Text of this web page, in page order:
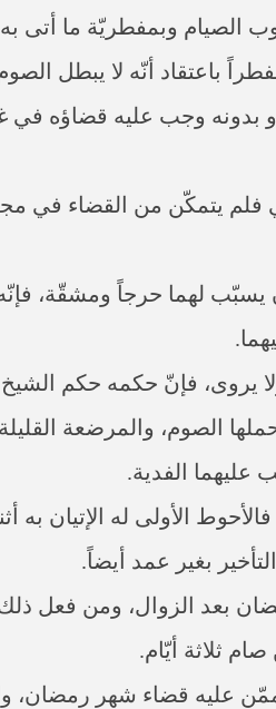
بوجوب الصيام وبمفطريّة ما
باعتقاد أنّه لا يبطل
أو بدونه وجب عليه قضاؤه
يتمكّن من القضاء في
يسبّب لهما حرجاً ومشقّة،
يروى، فإنّ حكمه حكم
أو بحملها الصوم، والمرضعة
عليهما الفدية.
فالأحوط الأولى له الإتيان
بغير عمد أيضاً.
شهر رمضان بعد الزوال،
ثلاثة أيّام.
ممّن عليه قضاء شهر